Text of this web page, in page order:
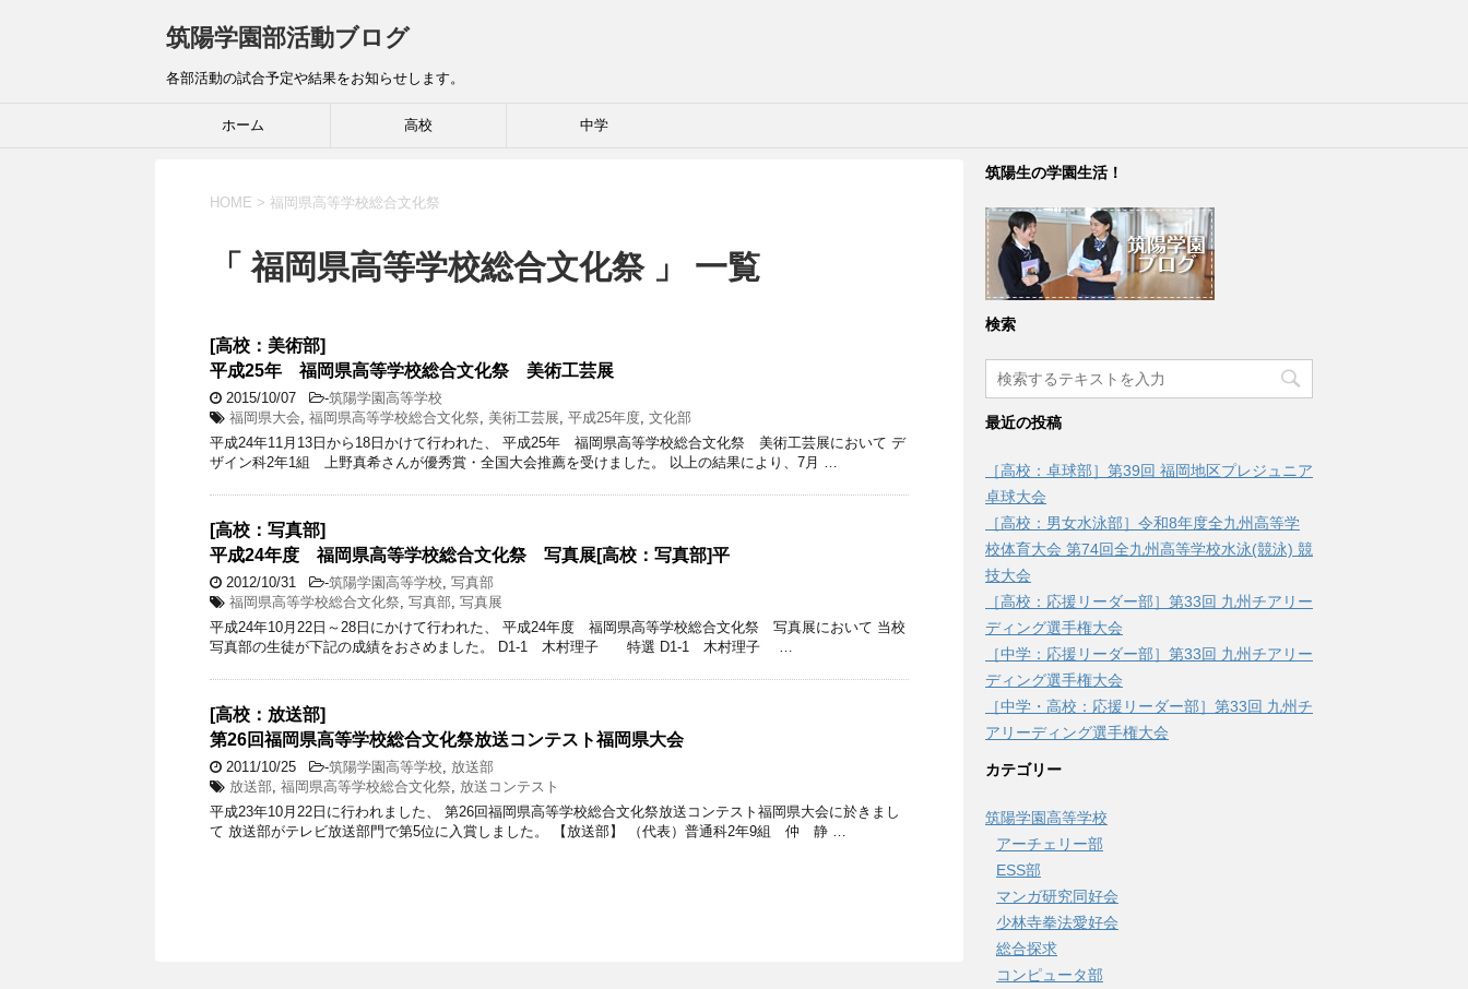
筑陽学園部活動ブログ
各部活動の試合予定や結果をお知らせします。
ホーム 高校 中学
HOME > 福岡県高等学校総合文化祭
「 福岡県高等学校総合文化祭 」 一覧
[高校：美術部]
平成25年 福岡県高等学校総合文化祭 美術工芸展
2015/10/07 -筑陽学園高等学校
福岡県大会, 福岡県高等学校総合文化祭, 美術工芸展, 平成25年度, 文化部
平成24年11月13日から18日かけて行われた、 平成25年 福岡県高等学校総合文化祭 美術工芸展において デ
ザイン科2年1組 上野真希さんが優秀賞・全国大会推薦を受けました。 以上の結果により、7月 …
[高校：写真部]
平成24年度 福岡県高等学校総合文化祭 写真展[高校：写真部]平
2012/10/31 -筑陽学園高等学校, 写真部
福岡県高等学校総合文化祭, 写真部, 写真展
平成24年10月22日～28日にかけて行われた、 平成24年度 福岡県高等学校総合文化祭 写真展において 当校
写真部の生徒が下記の成績をおさめました。 D1-1 木村理子 特選 D1-1 木村理子 …
[高校：放送部]
第26回福岡県高等学校総合文化祭放送コンテスト福岡県大会
2011/10/25 -筑陽学園高等学校, 放送部
放送部, 福岡県高等学校総合文化祭, 放送コンテスト
平成23年10月22日に行われました、 第26回福岡県高等学校総合文化祭放送コンテスト福岡県大会に於きまし
て 放送部がテレビ放送部門で第5位に入賞しました。 【放送部】 （代表）普通科2年9組 仲 静 …
筑陽生の学園生活！
検索
最近の投稿
［高校：卓球部］第39回 福岡地区プレジュニア
卓球大会
［高校：男女水泳部］令和8年度全九州高等学
校体育大会 第74回全九州高等学校水泳(競泳) 競
技大会
［高校：応援リーダー部］第33回 九州チアリー
ディング選手権大会
［中学：応援リーダー部］第33回 九州チアリー
ディング選手権大会
［中学・高校：応援リーダー部］第33回 九州チ
アリーディング選手権大会
カテゴリー
筑陽学園高等学校
アーチェリー部
ESS部
マンガ研究同好会
少林寺拳法愛好会
総合探求
コンピュータ部